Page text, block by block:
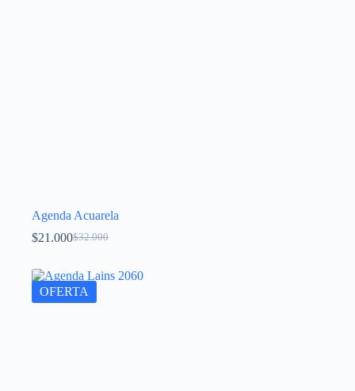
Agenda Acuarela
$32.000
$21.000
OFERTA